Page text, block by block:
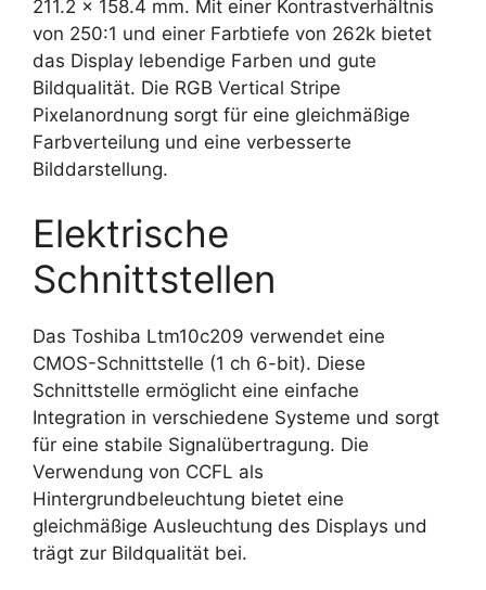
211.2 x 158.4 mm. Mit einer Kontrastverhältnis
von 250:1 und einer Farbtiefe von 262k bietet
das Display lebendige Farben und gute
Bildqualität. Die RGB Vertical Stripe
Pixelanordnung sorgt für eine gleichmäßige
Farbverteilung und eine verbesserte
Bilddarstellung.
Elektrische
Schnittstellen
Das Toshiba Ltm10c209 verwendet eine
CMOS-Schnittstelle (1 ch 6-bit). Diese
Schnittstelle ermöglicht eine einfache
Integration in verschiedene Systeme und sorgt
für eine stabile Signalübertragung. Die
Verwendung von CCFL als
Hintergrundbeleuchtung bietet eine
gleichmäßige Ausleuchtung des Displays und
trägt zur Bildqualität bei.